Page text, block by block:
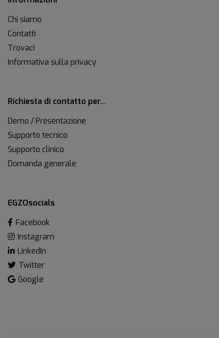
Chi siamo
Contatti
Trovaci
Informativa sulla privacy
Richiesta di contatto per…
Demo / Presentazione
Supporto tecnico
Supporto clinico
Domanda generale
EGZOsocials
Facebook
Instagram
LinkedIn
Twitter
Google